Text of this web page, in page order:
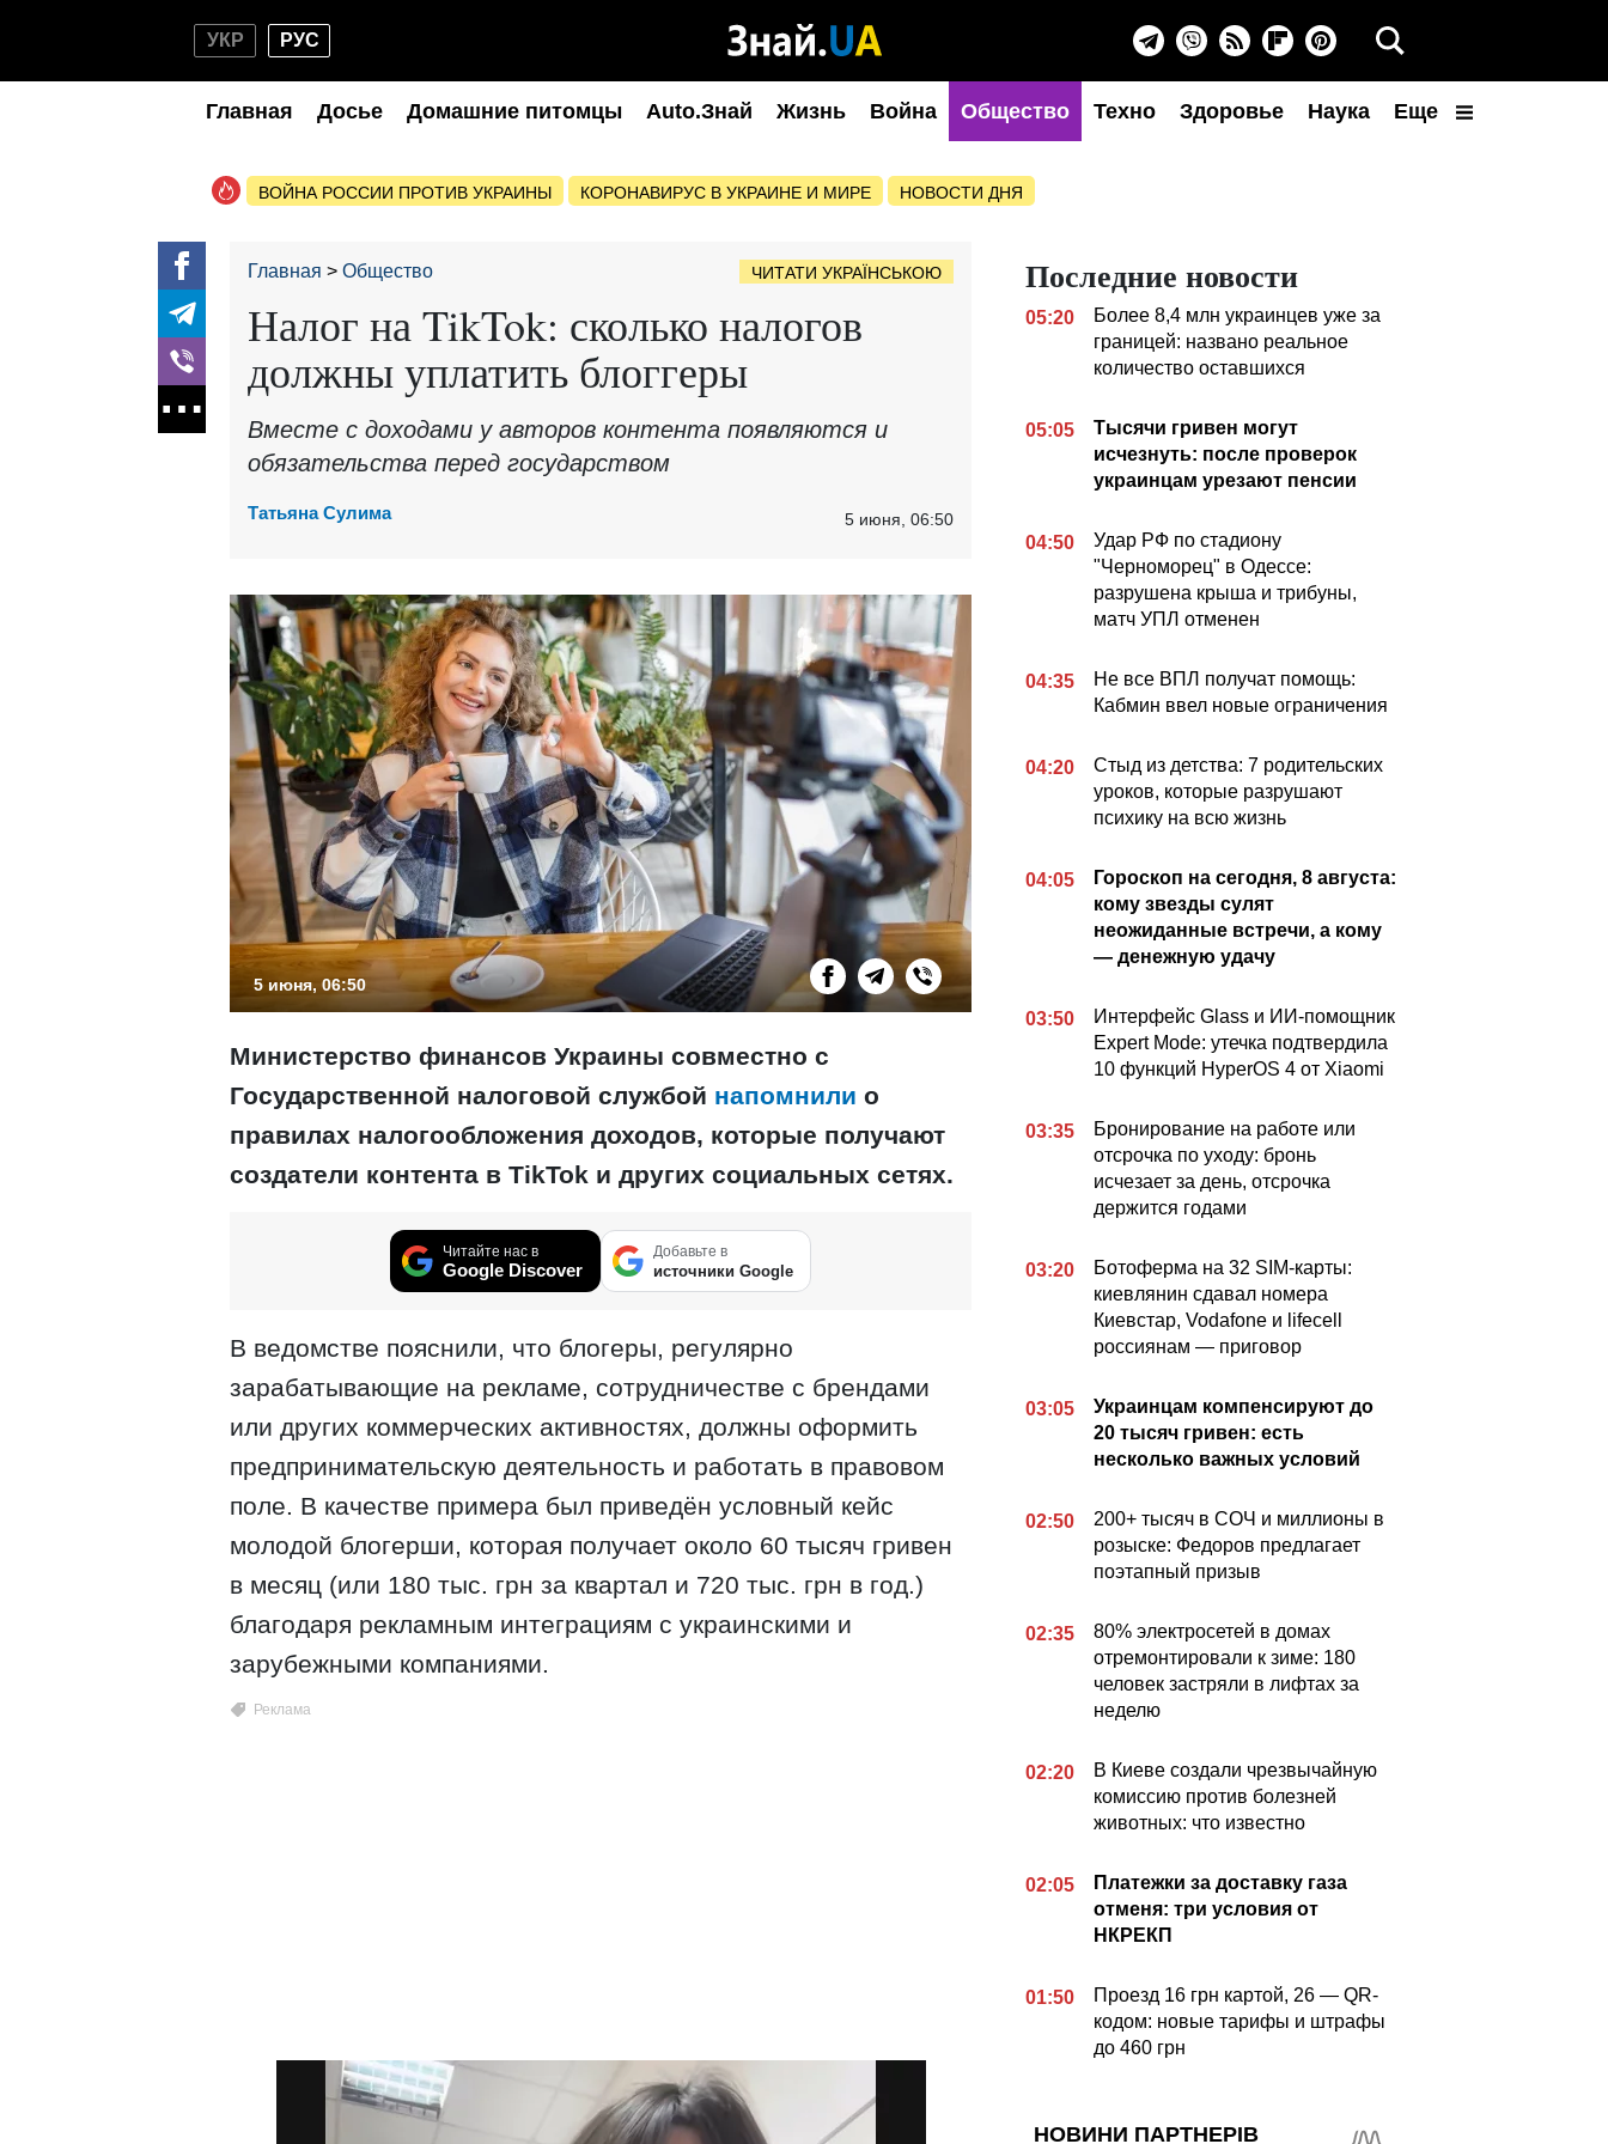
УКР РУС
Главная Досье Домашние питомцы Auto.Знай Жизнь Война Общество Техно Здоровье Наука Еще
ВОЙНА РОССИИ ПРОТИВ УКРАИНЫ КОРОНАВИРУС В УКРАИНЕ И МИРЕ НОВОСТИ ДНЯ
Главная Общество ЧИТАТИ УКРАЇНСЬКОЮ
Налог на TikTok: сколько налогов
должны уплатить блоггеры
Вместе с доходами у авторов контента появляются и
обязательства перед государством
Татьяна Сулима 5 июня, 06:50
5 июня, 06:50
Министерство финансов Украины совместно с
Государственной налоговой службой напомнили о
правилах налогообложения доходов, которые получают
создатели контента в TikTok и других социальных сетях.
Читайте нас в
Google Discover
Добавьте в
источники Google
В ведомстве пояснили, что блогеры, регулярно
зарабатывающие на рекламе, сотрудничестве с брендами
или других коммерческих активностях, должны оформить
предпринимательскую деятельность и работать в правовом
поле. В качестве примера был приведён условный кейс
молодой блогерши, которая получает около 60 тысяч гривен
в месяц (или 180 тыс. грн за квартал и 720 тыс. грн в год.)
благодаря рекламным интеграциям с украинскими и
зарубежными компаниями.
Последние новости
05:20
Более 8,4 млн украинцев уже за
границей: названо реальное
количество оставшихся
05:05
Тысячи гривен могут
исчезнуть: после проверок
украинцам урезают пенсии
04:50
Удар РФ по стадиону
"Черноморец" в Одессе:
разрушена крыша и трибуны,
матч УПЛ отменен
04:35
Не все ВПЛ получат помощь:
Кабмин ввел новые ограничения
04:20
Стыд из детства: 7 родительских
уроков, которые разрушают
психику на всю жизнь
04:05
Гороскоп на сегодня, 8 августа:
кому звезды сулят
неожиданные встречи, а кому
— денежную удачу
03:50
Интерфейс Glass и ИИ-помощник
Expert Mode: утечка подтвердила
10 функций HyperOS 4 от Xiaomi
03:35
Бронирование на работе или
отсрочка по уходу: бронь
исчезает за день, отсрочка
держится годами
03:20
Ботоферма на 32 SIM-карты:
киевлянин сдавал номера
Киевстар, Vodafone и lifecell
россиянам — приговор
03:05
Украинцам компенсируют до
20 тысяч гривен: есть
несколько важных условий
02:50
200+ тысяч в СОЧ и миллионы в
розыске: Федоров предлагает
поэтапный призыв
02:35
80% электросетей в домах
отремонтировали к зиме: 180
человек застряли в лифтах за
неделю
02:20
В Киеве создали чрезвычайную
комиссию против болезней
животных: что известно
02:05
Платежки за доставку газа
отменя: три условия от
НКРЕКП
01:50
Проезд 16 грн картой, 26 — QR-
кодом: новые тарифы и штрафы
до 460 грн
НОВИНИ ПАРТНЕРІВ